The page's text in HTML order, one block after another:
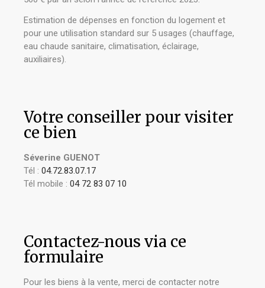
Estimation de dépenses en fonction du logement et
pour une utilisation standard sur 5 usages (chauffage,
eau chaude sanitaire, climatisation, éclairage,
auxiliaires).
Votre conseiller pour visiter
ce bien
Séverine GUENOT
Tél : 04.72.83.07.17
Tél mobile : 04 72 83 07 10
Contactez-nous via ce
formulaire
Pour les biens à la vente, merci de contacter notre